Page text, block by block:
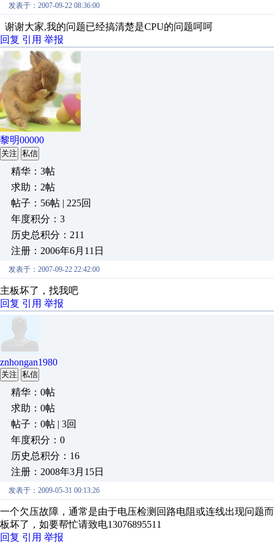
发表于：2007-09-22 08:36:00
谢谢大家,我的问题已经搞清楚是CPU的问题呵呵
回复 引用 举报
黎明00000
关注 私信
精华：3帖
求助：2帖
帖子：56帖 | 225回
年度积分：3
历史总积分：211
注册：2006年6月11日
发表于：2007-09-22 22:42:00
主板坏了，找我吧
回复 引用 举报
znhongan1980
关注 私信
精华：0帖
求助：0帖
帖子：0帖 | 3回
年度积分：0
历史总积分：16
注册：2008年3月15日
发表于：2009-05-31 00:13:26
一个欠压故障，通常是由于电压检测回路电阻或连线出现问题
板坏了，如要帮忙请致电13076895511
回复 引用 举报